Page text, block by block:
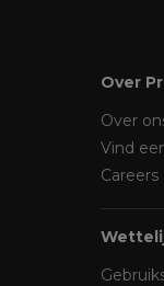
Over
Over
Vind
Careers